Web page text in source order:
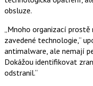
obsluze.
„Mnoho organizací prostě
zavedené technologie,“
antimalware, ale nemají
Dokážou identifikovat
odstranil.“